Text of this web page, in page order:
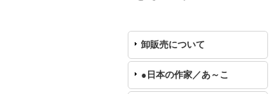
卸販売について
●日本の作家／あ～こ